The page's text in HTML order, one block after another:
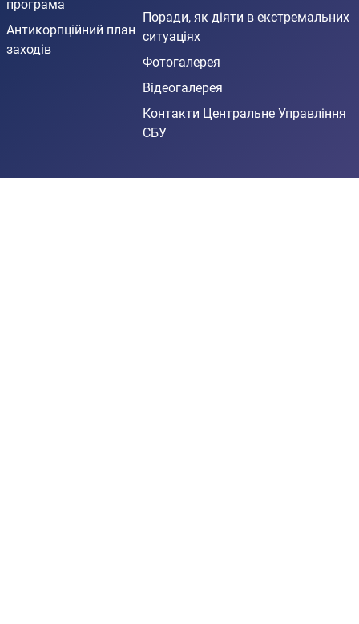
програма
Антикорпційний план
заходів
Поради, як діяти в екстремальних
ситуаціях
Фотогалерея
Відеогалерея
Контакти Центральне Управління
СБУ